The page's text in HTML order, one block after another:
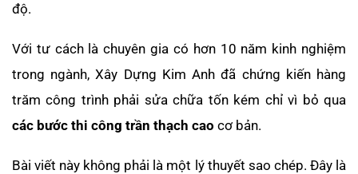
độ.
Với tư cách là chuyên gia có hơn 10 năm kinh nghiệm
trong ngành, Xây Dựng Kim Anh đã chứng kiến hàng
trăm công trình phải sửa chữa tốn kém chỉ vì bỏ qua
các bước thi công trần thạch cao cơ bản.
Bài viết này không phải là một lý thuyết sao chép. Đây là